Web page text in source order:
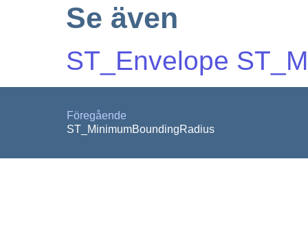
Se även
ST_Envelope
Föregående
ST_MinimumBoundingRadius